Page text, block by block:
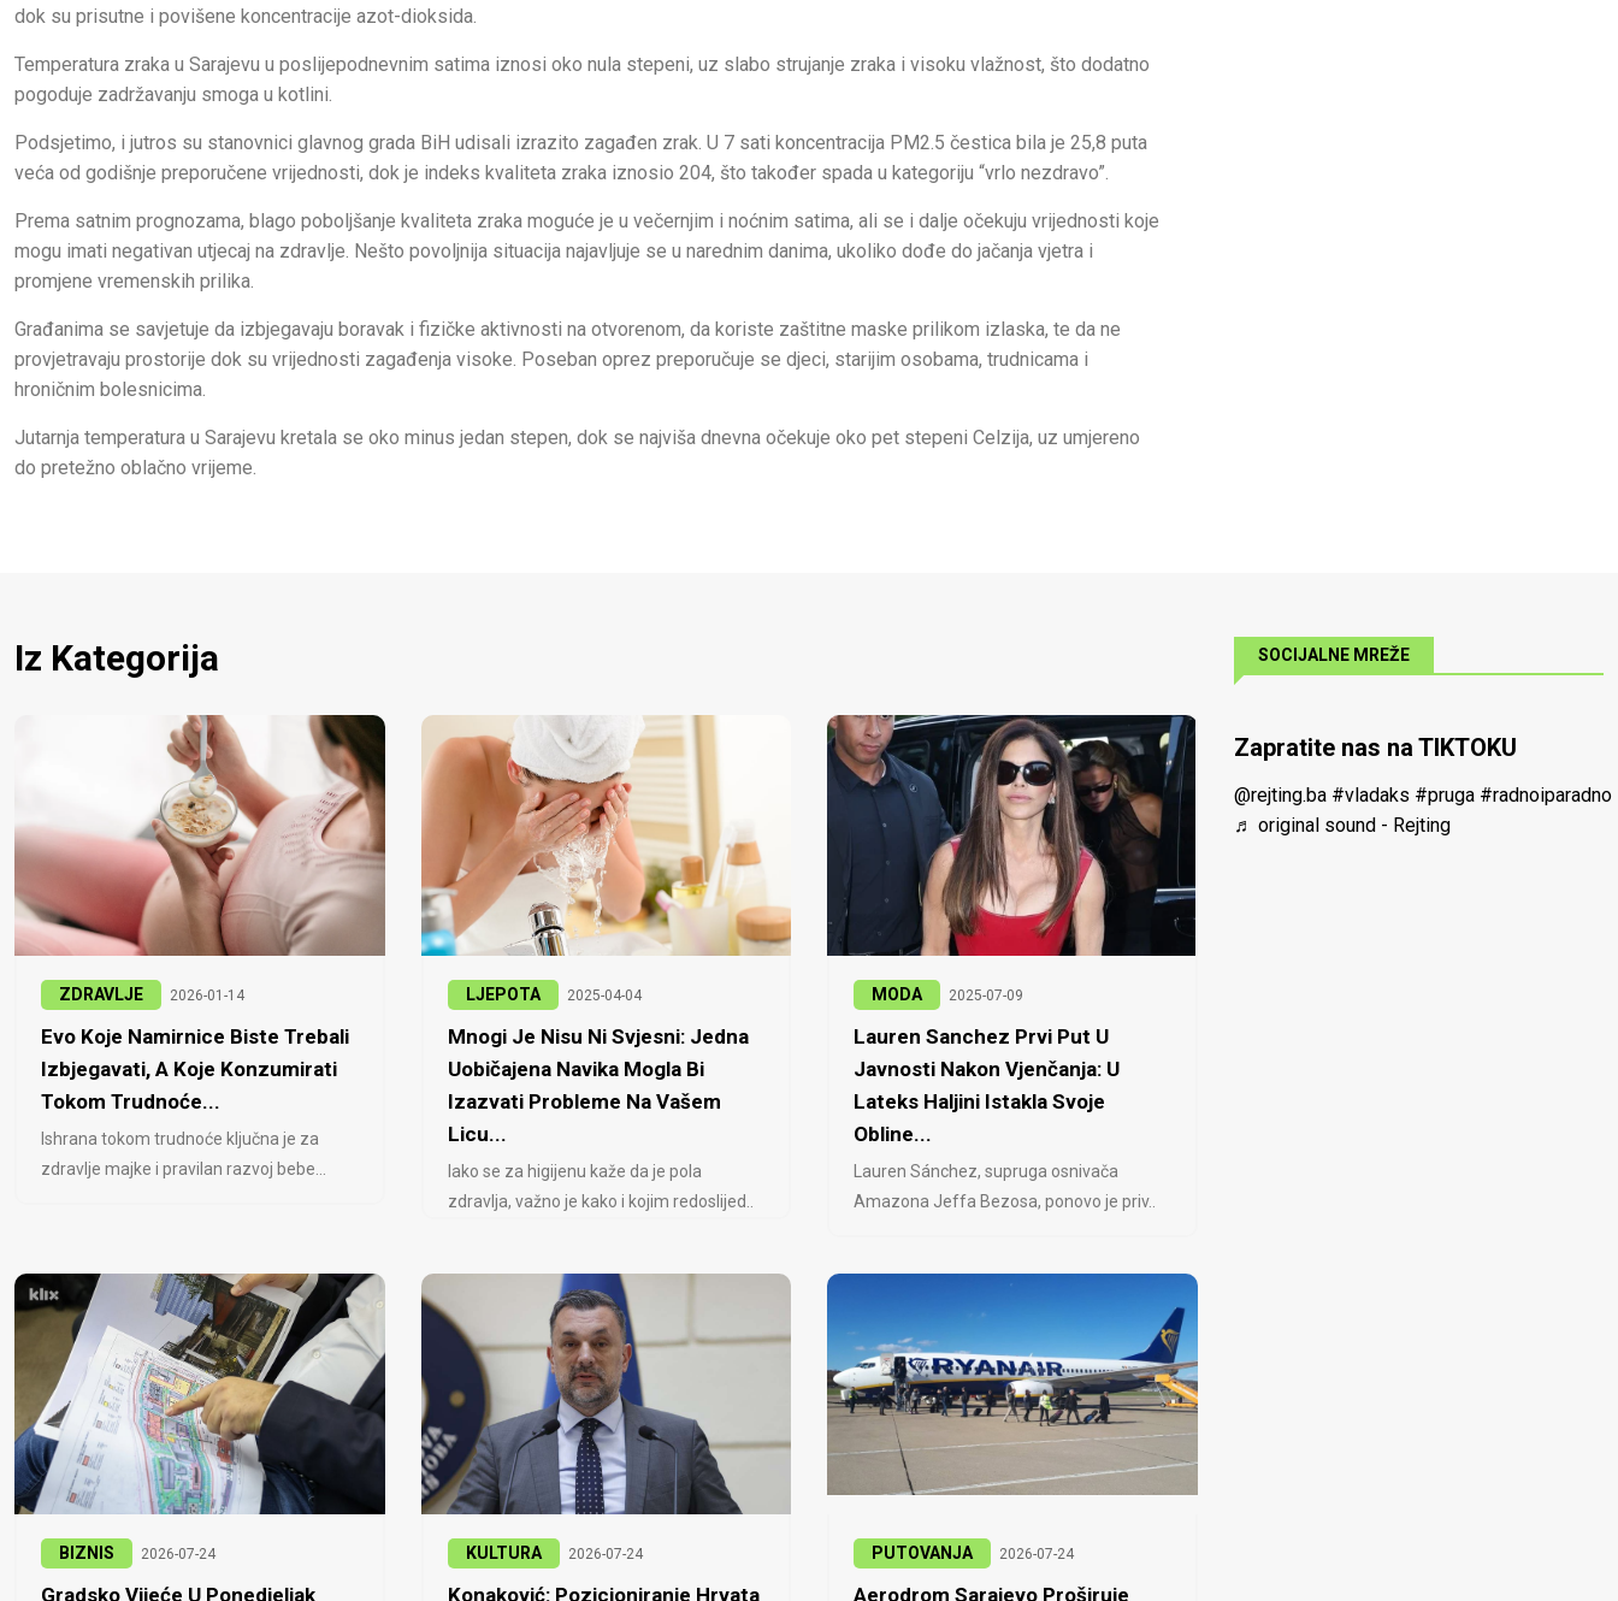
dok su prisutne i povišene koncentracije azot-dioksida.
Temperatura zraka u Sarajevu u poslijepodnevnim satima iznosi oko nula stepeni, uz slabo strujanje zraka i visoku vlažnost, što dodatno
pogoduje zadržavanju smoga u kotlini.
Podsjetimo, i jutros su stanovnici glavnog grada BiH udisali izrazito zagađen zrak. U 7 sati koncentracija PM2.5 čestica bila je 25,8 puta
veća od godišnje preporučene vrijednosti, dok je indeks kvaliteta zraka iznosio 204, što također spada u kategoriju “vrlo nezdravo”.
Prema satnim prognozama, blago poboljšanje kvaliteta zraka moguće je u večernjim i noćnim satima, ali se i dalje očekuju vrijednosti koje
mogu imati negativan utjecaj na zdravlje. Nešto povoljnija situacija najavljuje se u narednim danima, ukoliko dođe do jačanja vjetra i
promjene vremenskih prilika.
Građanima se savjetuje da izbjegavaju boravak i fizičke aktivnosti na otvorenom, da koriste zaštitne maske prilikom izlaska, te da ne
provjetravaju prostorije dok su vrijednosti zagađenja visoke. Poseban oprez preporučuje se djeci, starijim osobama, trudnicama i
hroničnim bolesnicima.
Jutarnja temperatura u Sarajevu kretala se oko minus jedan stepen, dok se najviša dnevna očekuje oko pet stepeni Celzija, uz umjereno
do pretežno oblačno vrijeme.
Iz Kategorija
ZDRAVLJE 2026-01-14
Evo Koje Namirnice Biste Trebali
Izbjegavati, A Koje Konzumirati
Tokom Trudnoće...
Ishrana tokom trudnoće ključna je za
zdravlje majke i pravilan razvoj bebe...
LJEPOTA 2025-04-04
Mnogi Je Nisu Ni Svjesni: Jedna
Uobičajena Navika Mogla Bi
Izazvati Probleme Na Vašem
Licu...
Iako se za higijenu kaže da je pola
zdravlja, važno je kako i kojim redoslijed..
MODA 2025-07-09
Lauren Sanchez Prvi Put U
Javnosti Nakon Vjenčanja: U
Lateks Haljini Istakla Svoje
Obline...
Lauren Sánchez, supruga osnivača
Amazona Jeffa Bezosa, ponovo je priv..
BIZNIS 2026-07-24
Gradsko Vijeće U Ponedjeljak
KULTURA 2026-07-24
Konaković: Pozicioniranje Hrvata
PUTOVANJA 2026-07-24
Aerodrom Sarajevo Proširuje
SOCIJALNE MREŽE
Zapratite nas na TIKTOKU
@rejting.ba #vladaks #pruga #radnoiparadno
♬ original sound - Rejting